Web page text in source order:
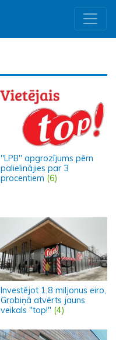
"LPB" apgrozījums pērn
palielinājies par 3
procentiem (6)
Investējot 1,8 miljonus eiro,
Grobiņā atvērts jauns
veikals "top!" (4)